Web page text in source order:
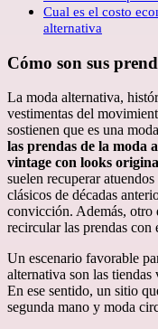
Cual es el costo
alternativa
Cómo son sus
La moda alternativa,
vestimentas del
sostienen que es una
las prendas de la moda
vintage con looks
suelen recuperar
clásicos de décadas
convicción. Además, otro
recircular las prendas con
Un escenario favorable
alternativa son las
En ese sentido, un sitio
segunda mano y moda